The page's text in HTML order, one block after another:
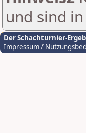
und sind
Der Schachturnier-
Impressum /